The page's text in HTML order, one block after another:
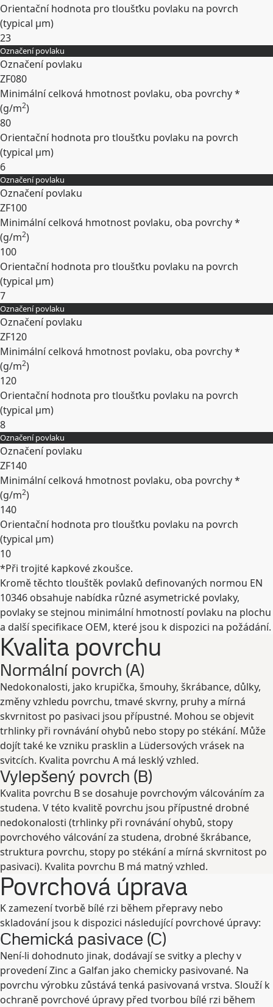
Orientační hodnota pro tloušťku povlaku na povrch
(typical µm)
23
Rozbalit
Označení povlaku
Označení povlaku
ZF080
Minimální celková hmotnost povlaku, oba povrchy *
(g/m2)
80
Orientační hodnota pro tloušťku povlaku na povrch
(typical µm)
6
Rozbalit
Označení povlaku
Označení povlaku
ZF100
Minimální celková hmotnost povlaku, oba povrchy *
(g/m2)
100
Orientační hodnota pro tloušťku povlaku na povrch
(typical µm)
7
Rozbalit
Označení povlaku
Označení povlaku
ZF120
Minimální celková hmotnost povlaku, oba povrchy *
(g/m2)
120
Orientační hodnota pro tloušťku povlaku na povrch
(typical µm)
8
Rozbalit
Označení povlaku
Označení povlaku
ZF140
Minimální celková hmotnost povlaku, oba povrchy *
(g/m2)
140
Orientační hodnota pro tloušťku povlaku na povrch
(typical µm)
10
Rozbalit
*Při trojité kapkové zkoušce.
Kromě těchto tlouštěk povlaků definovaných normou EN
10346 obsahuje nabídka různé asymetrické povlaky,
povlaky se stejnou minimální hmotností povlaku na plochu
a další specifikace OEM, které jsou k dispozici na požádání.
Kvalita povrchu
Normální povrch (A)
Nedokonalosti, jako krupička, šmouhy, škrábance, důlky,
změny vzhledu povrchu, tmavé skvrny, pruhy a mírná
skvrnitost po pasivaci jsou přípustné. Mohou se objevit
trhlinky při rovnávání ohybů nebo stopy po stékání. Může
dojít také ke vzniku prasklin a Lüdersových vrásek na
svitcích. Kvalita povrchu A má lesklý vzhled.
Vylepšený povrch (B)
Kvalita povrchu B se dosahuje povrchovým válcováním za
studena. V této kvalitě povrchu jsou přípustné drobné
nedokonalosti (trhlinky při rovnávání ohybů, stopy
povrchového válcování za studena, drobné škrábance,
struktura povrchu, stopy po stékání a mírná skvrnitost po
pasivaci). Kvalita povrchu B má matný vzhled.
Povrchová úprava
K zamezení tvorbě bílé rzi během přepravy nebo
skladování jsou k dispozici následující povrchové úpravy:
Chemická pasivace (C)
Není-li dohodnuto jinak, dodávají se svitky a plechy v
provedení Zinc a Galfan jako chemicky pasivované. Na
povrchu výrobku zůstává tenká pasivovaná vrstva. Slouží k
ochraně povrchové úpravy před tvorbou bílé rzi během